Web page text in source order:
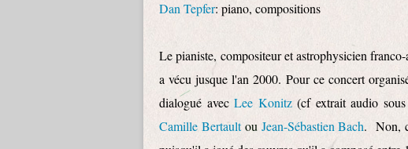
Dan Tepfer: piano, compositions
Le pianiste, compositeur et astrophysicien
a vécu jusque l'an 2000. Pour ce concert
dialogué avec Lee Konitz(cf extrait audio
Camille Bertaultou Jean-Sébastien Bach. Non,